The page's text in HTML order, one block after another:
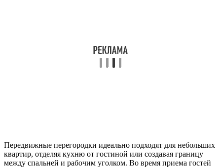
Передвижные перегородки идеально подходят для небольших
квартир, отделяя кухню от гостиной или создавая границу
между спальней и рабочим уголком. Во время приема гостей